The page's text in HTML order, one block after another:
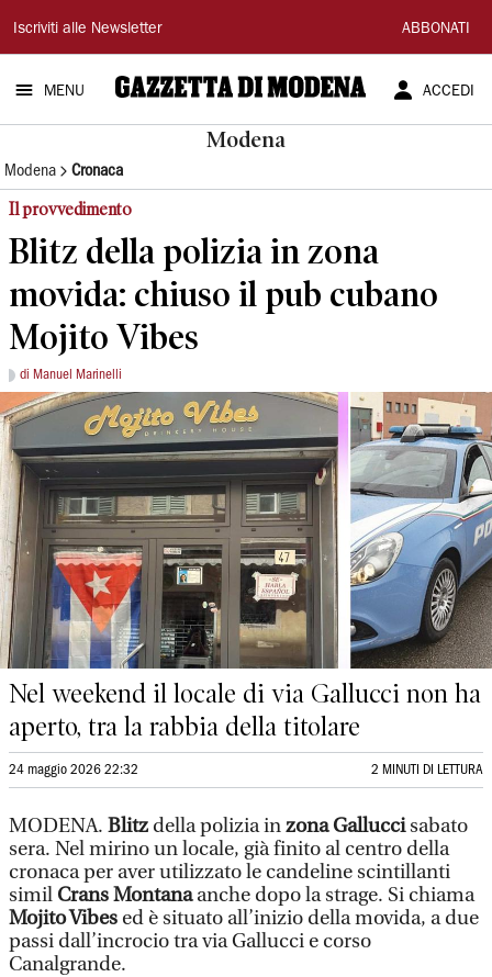
Gazzetta
di
Modena
Iscriviti alle Newsletter ABBONATI
MENU ACCEDI
Modena
Modena Cronaca
Il provvedimento
Blitz della polizia in zona
movida: chiuso il pub cubano
Mojito Vibes
di Manuel Marinelli
Nel weekend il locale di via Gallucci non ha
aperto, tra la rabbia della titolare
24 maggio 2026 22:32 2 MINUTI DI LETTURA
MODENA. Blitz della polizia inzona Galluccisabato
sera. Nel mirino un locale, già finito al centro della
cronaca per aver utilizzato le candeline scintillanti
simil Crans Montanaanche dopo la strage. Si chiama
Mojito Vibes ed è situato all’inizio della movida, a due
passi dall’incrocio tra via Gallucci e corso
Canalgrande.